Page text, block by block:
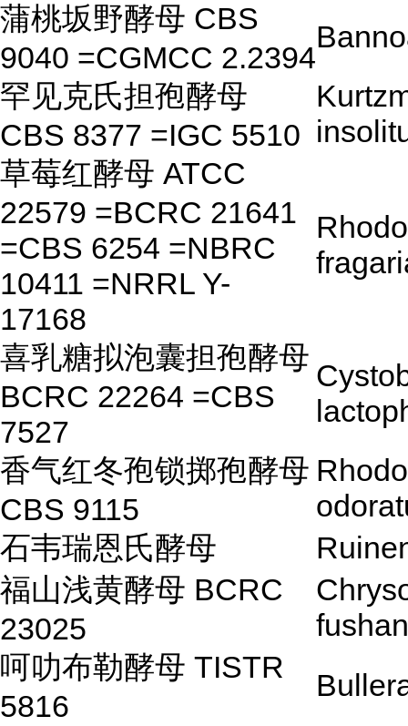
蒲桃坂野酵母 CBS
9040 =CGMCC 2.2394
罕见克氏担孢酵母
CBS 8377 =IGC 5510
草莓红酵母 ATCC
22579 =BCRC 21641
=CBS 6254 =NBRC
10411 =NRRL Y-
17168
喜乳糖拟泡囊担孢酵母
BCRC 22264 =CBS
7527
香气红冬孢锁掷孢酵母
CBS 9115
石韦瑞恩氏酵母
福山浅黄酵母 BCRC
23025
呵叻布勒酵母 TISTR
5816